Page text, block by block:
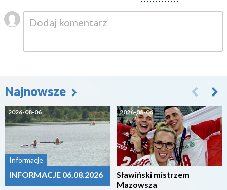
Najnowsze
2026-08-06
Informacje
INFORMACJE 06.08.2026
2026-08-06
Sławiński mistrzem
Mazowsza